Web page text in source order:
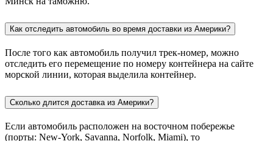
Как отследить автомобиль во время доставки из Америки?
После того как автомобиль получил трек-номер, можно
отследить его перемещение по номеру контейнера на сайте
морской линии, которая выделила контейнер.
Сколько длится доставка из Америки?
Если автомобиль расположен на восточном побережье
(порты: New-York, Savanna, Norfolk, Miami), то